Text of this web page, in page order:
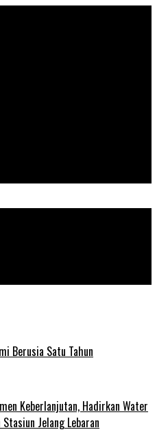
Berusia Satu Tahun
Keberlanjutan, Hadirkan Water
Jelang Lebaran